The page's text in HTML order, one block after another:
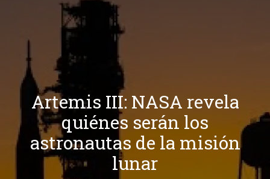
Artemis III: NASA revela
quiénes serán los
astronautas de la misión
lunar